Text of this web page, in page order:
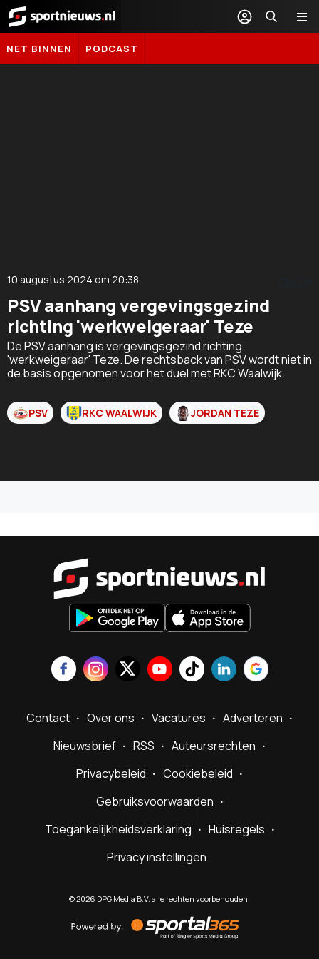
Sportnieuws.nl
NET BINNEN PODCAST
10 augustus 2024 om 20:38
PSV aanhang vergevingsgezind
richting 'werkweigeraar' Teze
De PSV aanhang is vergevingsgezind richting
'werkweigeraar' Teze. De rechtsback van PSV wordt niet in
de basis opgenomen voor het duel met RKC Waalwijk.
PSV RKC WAALWIJK JORDAN TEZE
Contact Over ons Vacatures
Adverteren
Nieuwsbrief
RSS
Auteursrechten
Privacybeleid
Cookiebeleid
Gebruiksvoorwaarden
Toegankelijkheidsverklaring
Huisregels
Privacy instellingen
©2026 DPG Media B.V. alle rechten voorbehouden.
by
Sportal365